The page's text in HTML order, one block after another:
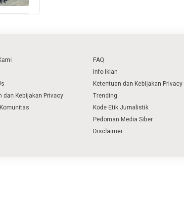
dan Kebijakan Privacy
FAQ
Info Iklan
Ketentuan dan Kebijakan Privacy
Trending
Kode Etik Jurnalistik
Pedoman Media Siber
Disclaimer